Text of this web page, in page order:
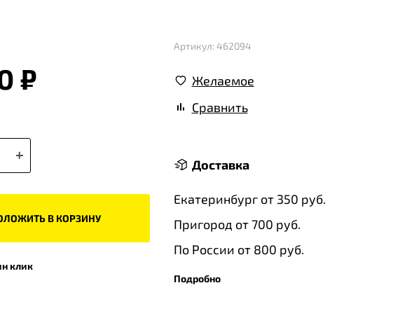
₽
В КОРЗИНУ
клик
Артикул: 462094
Желаемое
Сравнить
Доставка
Екатеринбург от 350 руб.
Пригород от 700 руб.
По России от 800 руб.
Подробно